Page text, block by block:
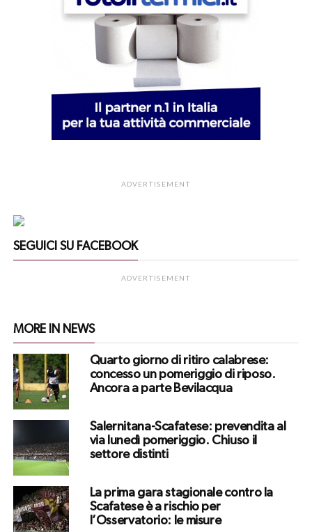
ADVERTISEMENT
SEGUICI SU FACEBOOK
ADVERTISEMENT
MORE IN NEWS
Quarto giorno di ritiro calabrese:
concesso un pomeriggio di riposo.
Ancora a parte Bevilacqua
Salernitana-Scafatese: prevendita al
via lunedì pomeriggio. Chiuso il
settore distinti
La prima gara stagionale contro la
Scafatese è a rischio per
l’Osservatorio: le misure